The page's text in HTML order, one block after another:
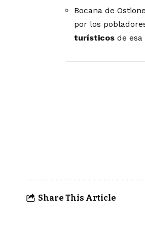
Bocana de
por los
turísticos de
Share This Article